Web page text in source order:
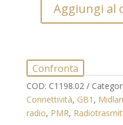
Radiotrasmittente
Aggiungi al
Confronta
COD: C1198.02
Connettività, GB1 ,
radio, PMR,